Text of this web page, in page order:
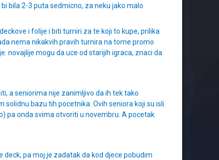
bila 2-3 puta sedmicno, za neku jako malo
i folije i biti turniri za te koji to kupe, prilika
nema nikakvih pravih turnira na tome promo
novajlije mogu da uce od starijih igraca, znaci da
a seniorima nije zanimljivo da ih tek tako
bazu tih pocetnika. Ovih seniora koji su isli
pa onda svima otvoriti u novembru. A pocetak
deck, pa moj je zadatak da kod djece pobudim